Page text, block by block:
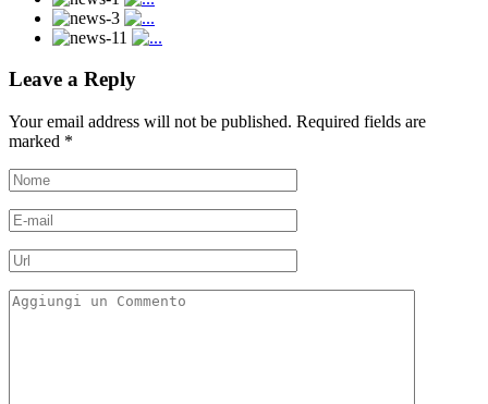
Leave a Reply
Your email address will not be published. Required fields are
marked *